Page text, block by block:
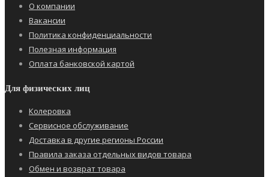
О компании
Вакансии
Политика конфиденциальности
Полезная информация
Оплата банковской картой
Для физических лиц
Колеровка
Сервисное обслуживание
Доставка в другие регионы России
Правила заказа отдельных видов товара
Обмен и возврат товара